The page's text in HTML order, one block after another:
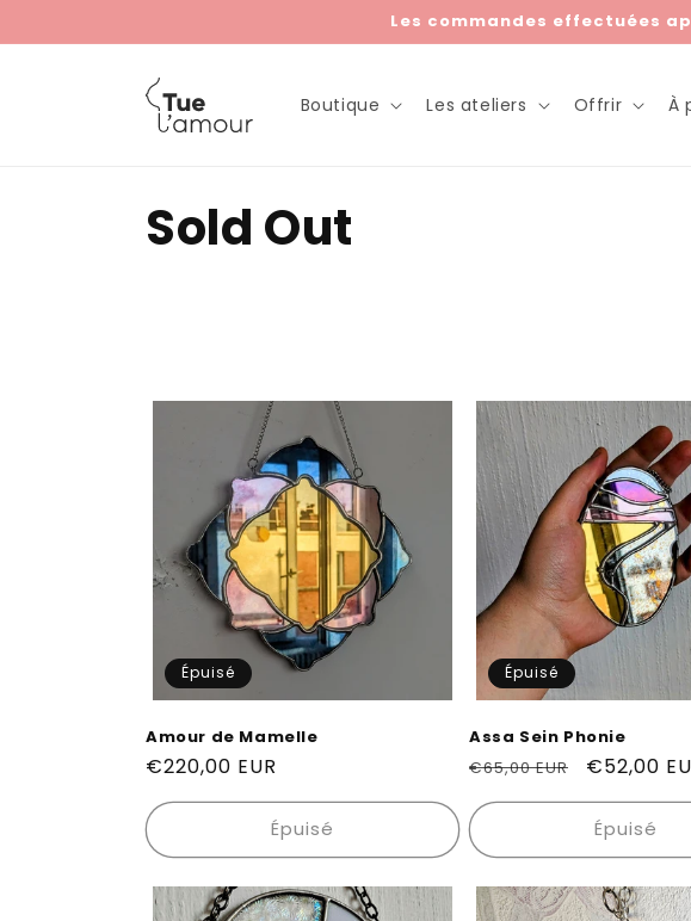
au
Les commandes effectuées
Boutique Les ateliers Offrir À
C
l
c
t
o
n
:
Sold Out
Épuisé
Amour de Mamelle
Prix
habituel
€220,00 EUR
Épuisé
Épuisé
Assa Sein Phonie
Prix
habituel
€65,00 EUR
Prix
soldé
€52,00
Épuisé